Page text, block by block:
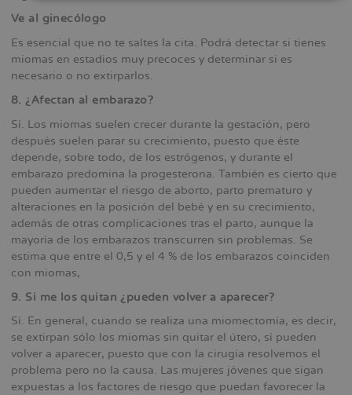
Ve al ginecólogo
Es esencial que no te saltes la cita. Podrá detectar si tienes
miomas en estadios muy precoces y determinar si es
necesario o no extirparlos.
8. ¿Afectan al embarazo?
Sí. Los miomas suelen crecer durante la gestación, pero
después suelen parar su crecimiento, puesto que éste
depende, sobre todo, de los estrógenos, y durante el
embarazo predomina la progesterona. También es cierto que
pueden aumentar el riesgo de aborto, parto prematuro y
alteraciones en la posición del bebé y en su crecimiento,
además de otras complicaciones tras el parto, aunque la
mayoría de los embarazos transcurren sin problemas. Se
estima que entre el 0,5 y el 4 % de los embarazos coinciden
con miomas,
9. Si me los quitan ¿pueden volver a aparecer?
Sí. En general, cuando se realiza una miomectomía, es decir,
se extirpan sólo los miomas sin quitar el útero, sí pueden
volver a aparecer, puesto que con la cirugía resolvemos el
problema pero no la causa. Las mujeres jóvenes que sigan
expuestas a los factores de riesgo que puedan favorecer la